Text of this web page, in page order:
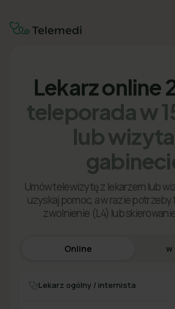
Lekarz online
teleporada w
lub
Umów telewizytę z lekarzem lub
uzyskaj pomoc, a w razie potrzeby
zwolnienie (L4) lub
Online w
Lekarz ogólny / internista